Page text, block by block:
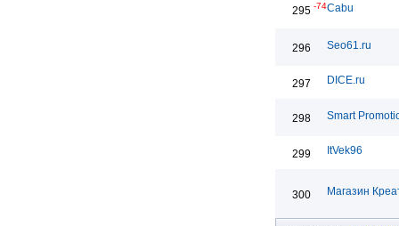
295 -74Cabu
296 Seo61.ru
297 DICE.ru
298 Smart
299 ItVek96
300 Магазин